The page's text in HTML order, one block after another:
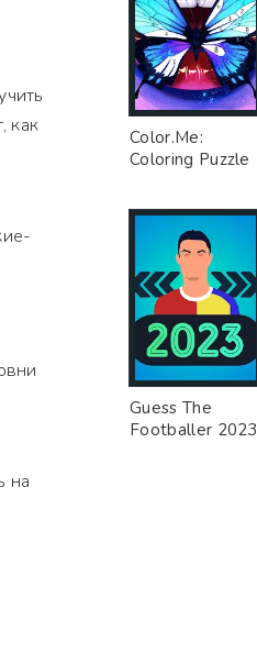
как
на
Color.Me:
Coloring Puzzle
Guess The
Footballer 2023